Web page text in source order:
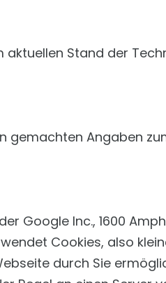
Stand der
gemachten Angaben
Google Inc., 1600
Cookies, also
durch Sie